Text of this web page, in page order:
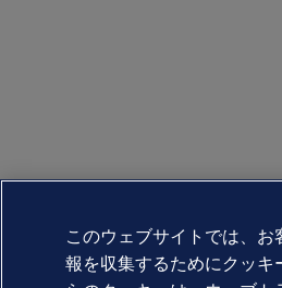
このウェブサイトでは、
報を収集するためにクッ